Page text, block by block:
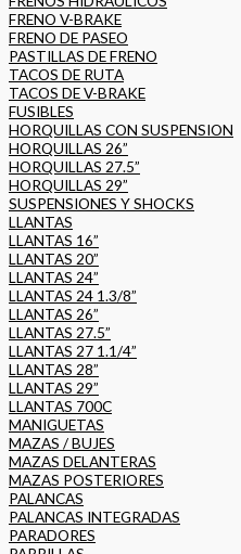
FRENO V-BRAKE
FRENO DE PASEO
PASTILLAS DE FRENO
TACOS DE RUTA
TACOS DE V-BRAKE
FUSIBLES
HORQUILLAS CON SUSPENSION
HORQUILLAS 26”
HORQUILLAS 27.5”
HORQUILLAS 29”
SUSPENSIONES Y SHOCKS
LLANTAS
LLANTAS 16”
LLANTAS 20”
LLANTAS 24”
LLANTAS 24 1.3/8”
LLANTAS 26”
LLANTAS 27.5”
LLANTAS 27 1.1/4”
LLANTAS 28”
LLANTAS 29”
LLANTAS 700C
MANIGUETAS
MAZAS / BUJES
MAZAS DELANTERAS
MAZAS POSTERIORES
PALANCAS
PALANCAS INTEGRADAS
PARADORES